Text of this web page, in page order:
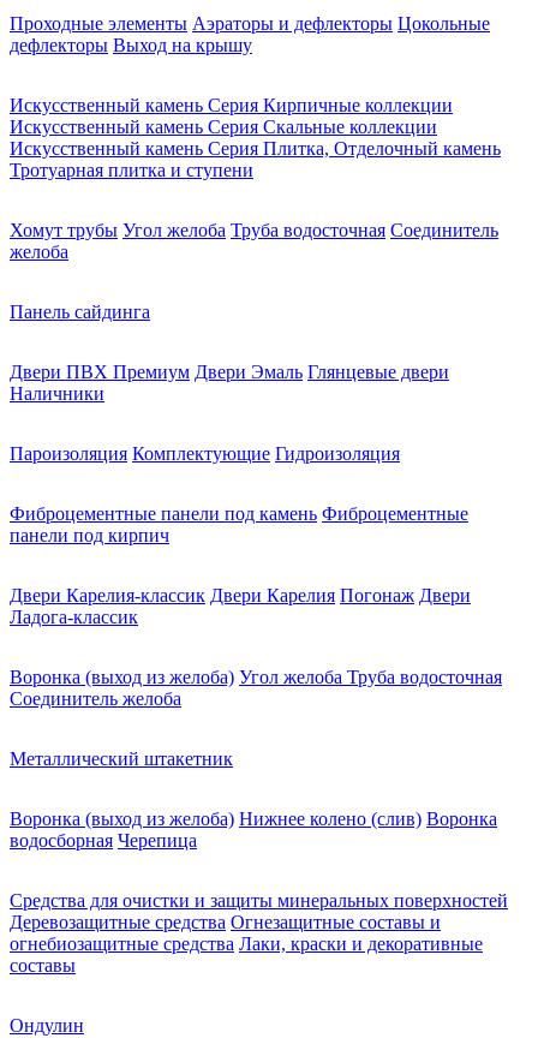
Проходные элементы Аэраторы и дефлекторы Цокольные
дефлекторы Выход на крышу
Искусственный камень Серия Кирпичные коллекции
Искусственный камень Серия Скальные коллекции
Искусственный камень Серия Плитка, Отделочный камень
Тротуарная плитка и ступени
Хомут трубы Угол желоба Труба водосточная Соединитель
желоба
Панель сайдинга
Двери ПВХ Премиум Двери Эмаль Глянцевые двери
Наличники
Пароизоляция Комплектующие Гидроизоляция
Фиброцементные панели под камень Фиброцементные
панели под кирпич
Двери Карелия-классик Двери Карелия Погонаж Двери
Ладога-классик
Воронка (выход из желоба) Угол желоба Труба водосточная
Соединитель желоба
Металлический штакетник
Воронка (выход из желоба) Нижнее колено (слив) Воронка
водосборная Черепица
Средства для очистки и защиты минеральных поверхностей
Деревозащитные средства Огнезащитные составы и
огнебиозащитные средства Лаки, краски и декоративные
составы
Ондулин